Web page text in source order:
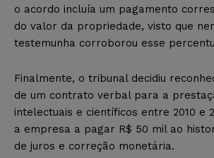
o acordo incluía um pagamento
do valor da propriedade, visto que
testemunha corroborou esse
Finalmente, o tribunal decidiu
de um contrato verbal para a
intelectuais e científicos entre 2010 e
a empresa a pagar R$ 50 mil ao
de juros e correção monetária.